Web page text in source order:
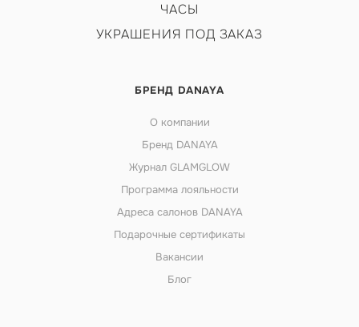
ЧАСЫ
УКРАШЕНИЯ ПОД ЗАКАЗ
БРЕНД DANAYA
О компании
Бренд DANAYA
Журнал GLAMGLOW
Программа лояльности
Адреса салонов DANAYA
Подарочные сертификаты
Вакансии
Блог